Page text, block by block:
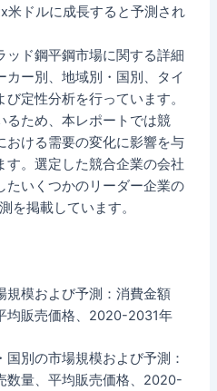
米ドルに成長すると予測され
ッド鋼平鋼市場に関する詳細
ー別、地域別・国別、タイ
定性分析を行っています。
るため、本レポートでは競
おける需要の変化に影響を与
す。選定した競合企業の会社
たいくつかのリーダー企業の
を掲載しています。
規模および予測：消費金額
均販売価格、2020-2031年
別の市場規模および予測：
数量、平均販売価格、2020-